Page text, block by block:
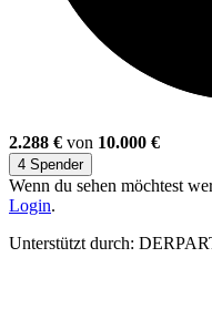
2.288 € von 10.000 €
4 Spender
Wenn du sehen möchtest
Login.
Unterstützt durch: